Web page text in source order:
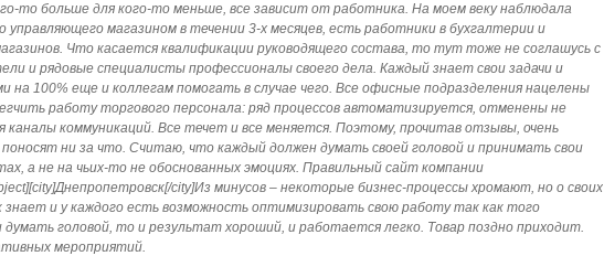
то больше для кого-то меньше, все зависит от работника. На моем веку наблюдала
управляющего магазином в течении 3-х месяцев, есть работники в бухгалтерии и
Что касается квалификации руководящего состава, то тут тоже не соглашусь с
и рядовые специалисты профессионалы своего дела. Каждый знает свои задачи и
на 100% еще и коллегам помогать в случае чего. Все офисные подразделения нацелены
работу торгового персонала: ряд процессов автоматизируется, отменены не
коммуникаций. Все течет и все меняется. Поэтому, прочитав отзывы, очень
ни за что. Считаю, что каждый должен думать своей головой и принимать свои
а не на чьих-то не обоснованных эмоциях. Правильный сайт компании
city]Из минусов – некоторые бизнес-процессы хромают, но о своих
и у каждого есть возможность оптимизировать свою работу так как того
головой, то и результат хороший, и работается легко. Товар поздно приходит.
мероприятий.